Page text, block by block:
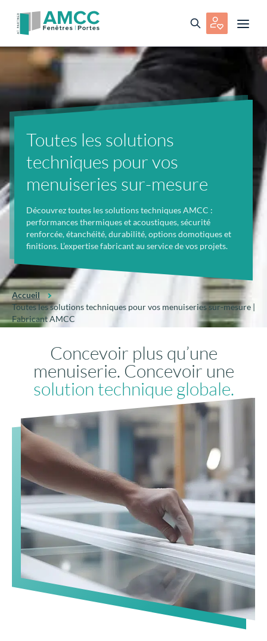
Toutes les solutions
techniques pour vos
menuiseries sur-mesure
Découvrez toutes les solutions techniques AMCC :
performances thermiques et acoustiques, sécurité
renforcée, étanchéité, durabilité, options domotiques et
finitions. L’expertise fabricant au service de vos projets.
Accueil
Toutes les solutions techniques pour vos menuiseries sur-mesure |
Fabricant AMCC
Concevoir plus qu’une
menuiserie. Concevoir une
solution technique globale.